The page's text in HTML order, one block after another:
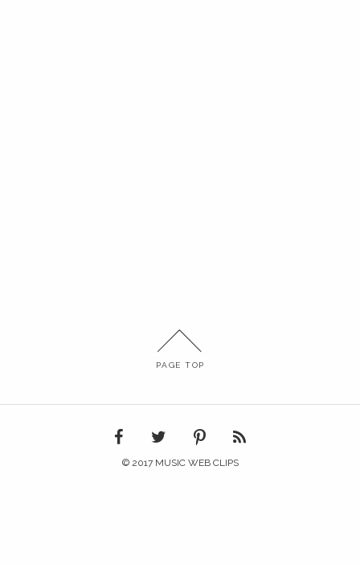
PAGE TOP
© 2017 MUSIC WEB CLIPS